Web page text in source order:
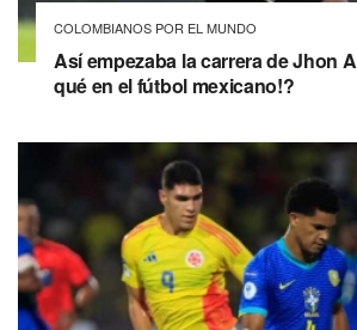
COLOMBIANOS POR EL MUNDO
Así empezaba la carrera de Jhon
qué en el fútbol mexicano!?